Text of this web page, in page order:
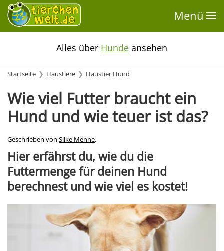
Menü
Alles über Hunde ansehen
Startseite Haustiere Haustier Hund
Wie viel Futter braucht ein
Hund und wie teuer ist das?
Geschrieben von Silke Menne.
Hier erfährst du, wie du die
Futtermenge für deinen Hund
berechnest und wie viel es kostet!